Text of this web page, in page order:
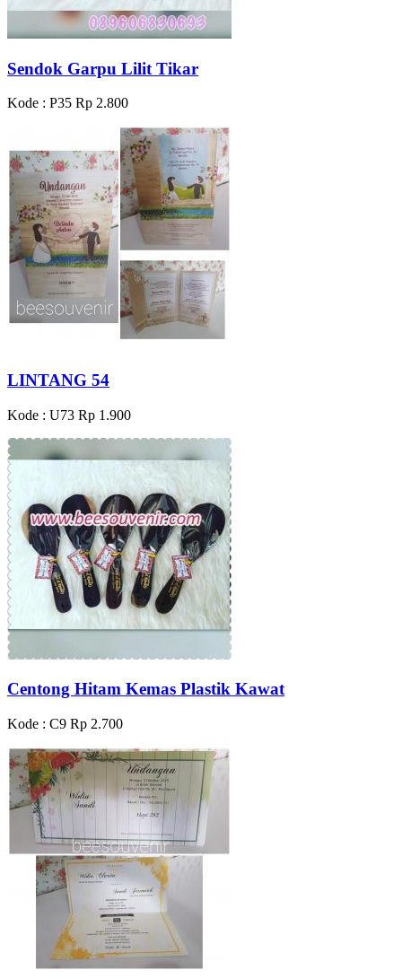
Sendok Garpu Lilit Tikar
Kode : P35 Rp 2.800
LINTANG 54
Kode : U73 Rp 1.900
Centong Hitam Kemas Plastik Kawat
Kode : C9 Rp 2.700